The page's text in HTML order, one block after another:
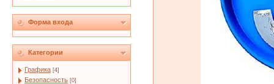
Форма входа
Категории
Графика [4]
Безопасность [0]